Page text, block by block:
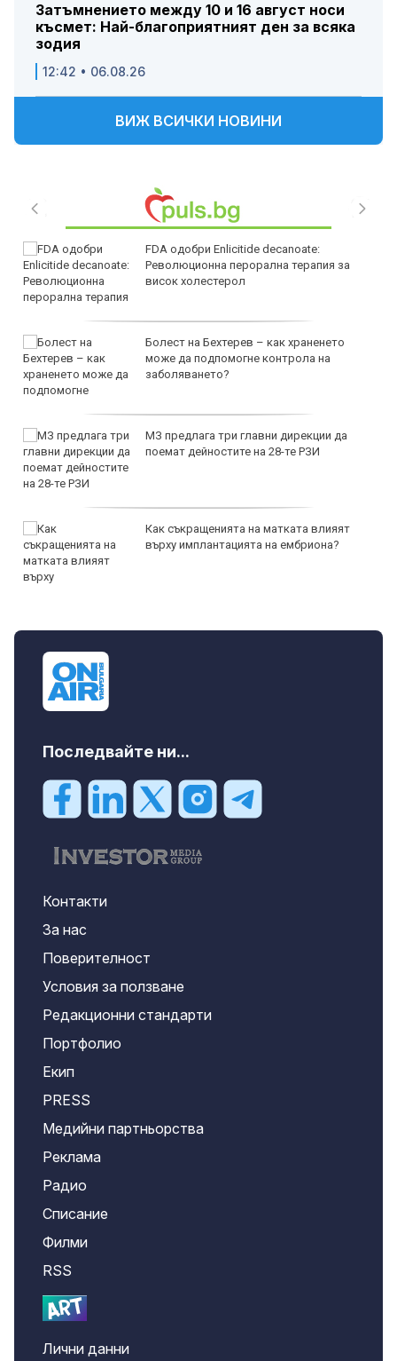
Затъмнението между 10 и 16 август носи
късмет: Най-благоприятният ден за всяка
зодия
12:42 • 06.08.26
ВИЖ ВСИЧКИ НОВИНИ
FDA одобри Еnlicitide decanoate:
Революционна перорална терапия за
висок холестерол
Болест на Бехтерев – как храненето
може да подпомогне контрола на
заболяването?
МЗ предлага три главни дирекции да
поемат дейностите на 28-те РЗИ
Как съкращенията на матката влияят
върху имплантацията на ембриона?
Последвайте ни...
Контакти
За нас
Поверителност
Условия за ползване
Редакционни стандарти
Портфолио
Екип
PRESS
Медийни партньорства
Реклама
Радио
Списание
Филми
RSS
Лични данни